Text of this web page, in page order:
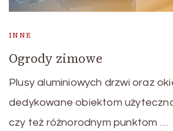
INNE
Ogrody zimowe
Plusy aluminiowych drzwi oraz
dedykowane obiektom
czy też różnorodnym punktom …